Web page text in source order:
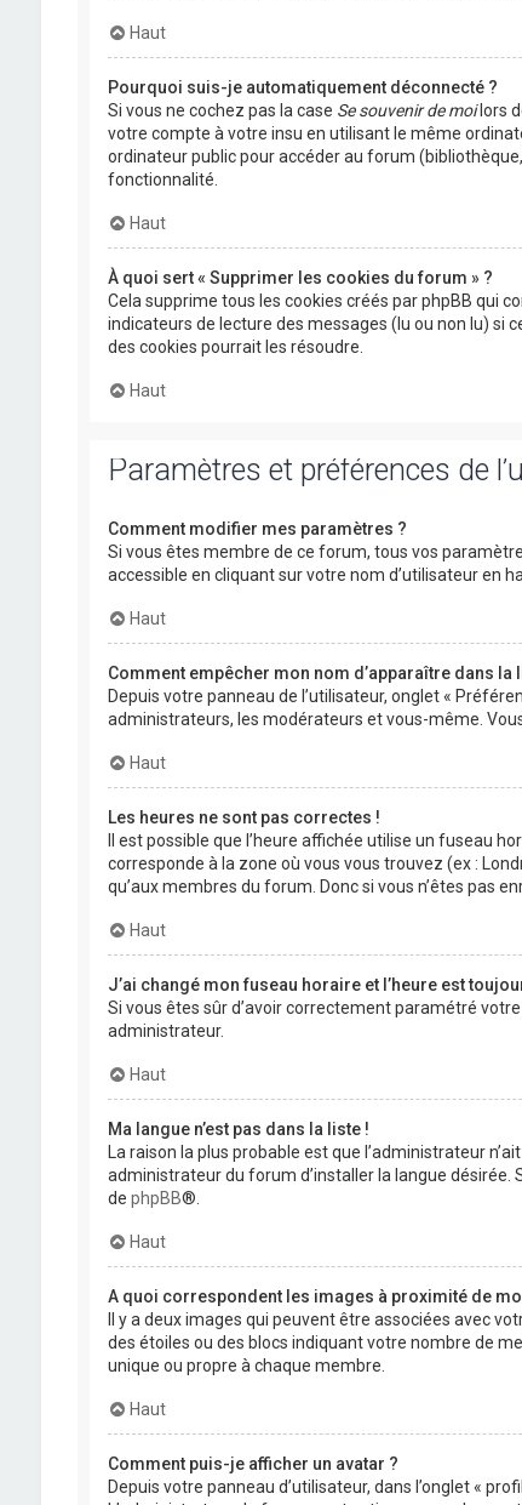
Haut
Pourquoi suis-je automatiquement déconnecté ?
Si vous ne cochez pas la case Se souvenir de moilors
votre compte à votre insu en utilisant le même
ordinateur public pour accéder au forum
fonctionnalité.
Haut
À quoi sert « Supprimer les cookies du forum » ?
Cela supprime tous les cookies créés par phpBB qui
indicateurs de lecture des messages (lu ou non lu) si
des cookies pourrait les résoudre.
Haut
Paramètres et préférences de
Comment modifier mes paramètres ?
Si vous êtes membre de ce forum, tous vos
accessible en cliquant sur votre nom d’utilisateur en
Haut
Comment empêcher mon nom d’apparaître dans
Depuis votre panneau de l’utilisateur, onglet «
administrateurs, les modérateurs et vous-même.
Haut
Les heures ne sont pas correctes !
Il est possible que l’heure affichée utilise un fuseau
corresponde à la zone où vous vous trouvez (ex :
qu’aux membres du forum. Donc si vous n’êtes pas
Haut
J’ai changé mon fuseau horaire et l’heure est
Si vous êtes sûr d’avoir correctement paramétré
administrateur.
Haut
Ma langue n’est pas dans la liste !
La raison la plus probable est que l’administrateur
administrateur du forum d’installer la langue désirée.
de phpBB®.
Haut
A quoi correspondent les images à proximité de
Il y a deux images qui peuvent être associées avec
des étoiles ou des blocs indiquant votre nombre de
unique ou propre à chaque membre.
Haut
Comment puis-je afficher un avatar ?
Depuis votre panneau d’utilisateur, dans l’onglet «